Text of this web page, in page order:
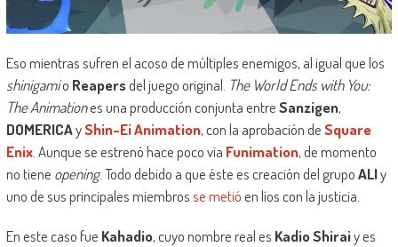
Eso mientras sufren el acoso de múltiples enemigos, al igual que los
shinigamio Reapersdel juego original. The World Ends with You:
The Animationes una producción conjunta entreSanzigen,
DOMERICAyShin-Ei Animation, con la aprobación deSquare
Enix. Aunque se estrenó hace poco vía Funimation, de momento
no tiene opening. Todo debido a que éste es creación del grupoALIy
uno de sus principales miembrosse metióen líos con la justicia.
En este caso fue Kahadio, cuyo nombre real es Kadio Shiraiy es